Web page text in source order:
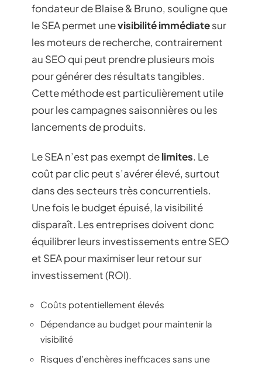
fondateur de Blaise & Bruno, souligne que
le SEA permet unevisibilité immédiatesur
les moteurs de recherche, contrairement
au SEO qui peut prendre plusieurs mois
pour générer des résultats tangibles.
Cette méthode est particulièrement utile
pour les campagnes saisonnières ou les
lancements de produits.
Le SEA n’est pas exempt delimites. Le
coût par clic peut s’avérer élevé, surtout
dans des secteurs très concurrentiels.
Une fois le budget épuisé, la visibilité
disparaît. Les entreprises doivent donc
équilibrer leurs investissements entre SEO
et SEA pour maximiser leur retour sur
investissement (ROI).
Coûts potentiellement élevés
Dépendance au budget pour maintenir la
visibilité
Risques d’enchères inefficaces sans une